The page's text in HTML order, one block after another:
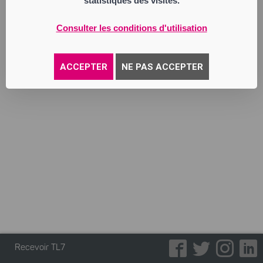
Consulter les conditions d'utilisation
ACCEPTER NE PAS ACCEPTER
place management de réseaux de
relation avec la fourniture d’énergie (gaz et
électricité) auprès des particuliers et des
formation à la vente et au management
Recevoir TL7